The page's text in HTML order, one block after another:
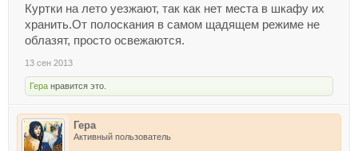
Куртки на лето уезжают, так как нет места в шкафу их
хранить.От полоскания в самом щадящем режиме не
облазят, просто освежаются.
13 сен 2013
Гера нравится это.
Гера
Активный пользователь